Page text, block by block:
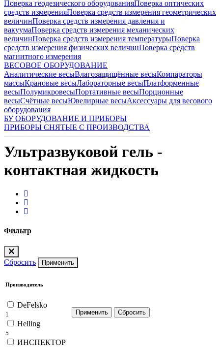
Поверка геодезического оборудованияПоверка оптических
средств измеренияПоверка средств измерения геометрических
величинПоверка средств измерения давления и
вакуумаПоверка средств измерения механических
величинПоверка средств измерения температурыПоверка
средств измерения физических величинПоверка средств
магнитного измерения
ВЕСОВОЕ ОБОРУДОВАНИЕ
Аналитические весыВлагозащищённые весыКомпараторы
массыКрановые весыЛабораторные весыПлатформенные
весыПолумикровесыПортативные весыПорционные
весыСчётные весыЮвелирные весыАксессуары для весового
оборудования
БУ ОБОРУДОВАНИЕ И ПРИБОРЫ
ПРИБОРЫ СНЯТЫЕ С ПРОИЗВОДСТВА
Ультразвуковой гель -
контактная жидкость
Фильтр
Сбросить Применить
Производитель
DeFelsko
1
Helling
5
ИНСПЕКТОР